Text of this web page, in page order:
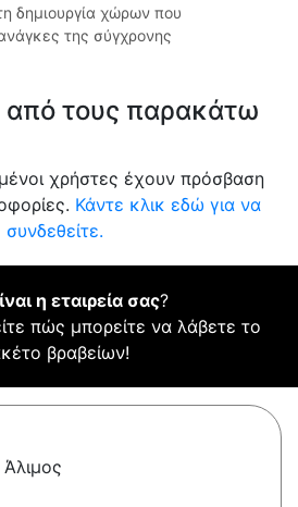
δημιουργία χώρων που
της σύγχρονης
από τους παρακάτω
χρήστες έχουν πρόσβαση
Κάντε κλικ εδώ για να
συνδεθείτε.
η εταιρεία σας?
πώς μπορείτε να λάβετε το
βραβείων!